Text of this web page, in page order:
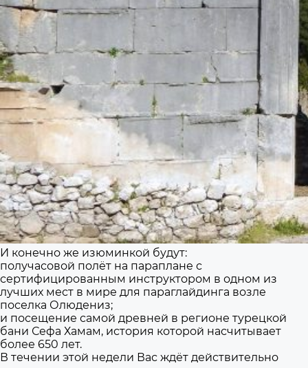
И конечно же изюминкой будут:
получасовой полёт на параплане с
сертифицированным инструктором в одном из
лучших мест в мире для параглайдинга возле
поселка Олюдениз;
и посещение самой древней в регионе турецкой
бани Сефа Хамам, история которой насчитывает
более 650 лет.
В течении этой недели Вас ждёт действительно